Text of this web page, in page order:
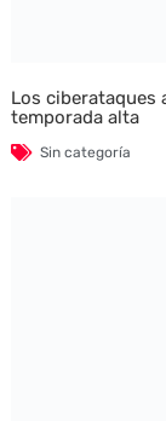
Los
temporada alta
Sin categoría